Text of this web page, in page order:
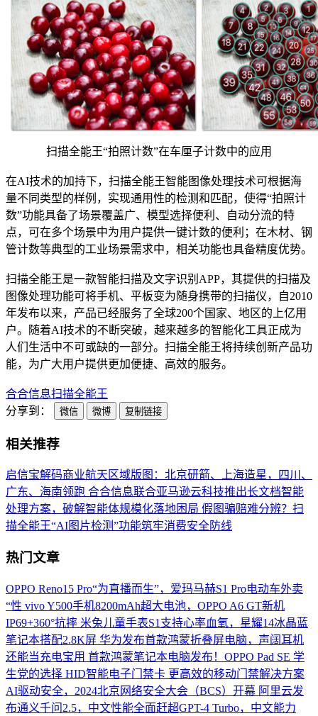
扫描全能王“拍照计数”在车厘子计数中的应用
在AI技术的加持下，扫描全能王智能图像处理技术可根据海
量不同类型的样例，实现通用性的检测和匹配，使得“拍照计
数”功能具备了场景覆盖广、模型选择便利、自动分流的特
点，可在多个场景中为用户提供一键计数的便利；在木材、钢
管计数等典型的工业场景需求中，相关功能也具备精度优势。
扫描全能王是一款智能扫描及文字识别APP，其提供的扫描及
图像处理功能可将手机、平板变为随身携带的扫描仪，自2010
年发布以来，产品已经服务了全球200个国家、地区的上亿用
户。随着AI技术的不断突破，越来越多的智能化工具正成为
人们生活中不可或缺的一部分。扫描全能王将持续创新产品功
能，为广大用户提供更加便捷、高效的服务。
合合信息扫描全能王
分享到：
微信 微博 复制链接
相关推荐
启信宝解码商业航天区域版图：北京研箭、上海造星，四川、
广东、海南领跑 合合信息联合亚马逊云科技推出长文档智能
处理方案，破解智能体规模化落地困局 假图骗赔难分辨？扫
描全能王“AI图片检测”功能筑牢消费安全防线
热门文章
OPPO Reno15 Pro“为直播而生”，爱玛马赫S1 Pro电动车外卖
“性 vivo Y500手机8200mAh超大电池，OPPO A6 GT新机
IP69+360°抗摔 米兔儿童手表S1支持心率血氧，星耀14冰晶蓝
笔记本搭配2.8K屏 华为发布首款鸿蒙折叠屏电脑，声阔耳机
还能当充电宝用 首款鸿蒙笔记本电脑发布！OPPO Pad SE 学
生党的选择 HID智能电子门禁卡 更高效的移动门禁解决方案
AI驱动安全，2024北京网络安全大会（BCS）开幕 阿里云发
布通义千问2.5，中文性能全面赶超GPT-4 Turbo，中文能力